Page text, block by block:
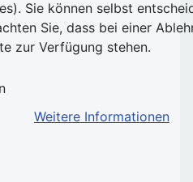
Sie können selbst
Sie, dass bei einer
zur Verfügung stehen.
Weitere Informationen